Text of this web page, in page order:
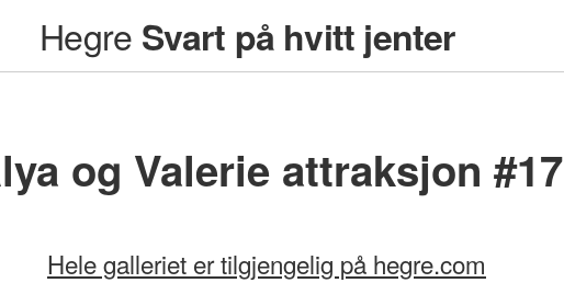
Hegre Svart på hvitt jenter
og Valerie attraksjon #17
Hele galleriet er tilgjengelig på hegre.com